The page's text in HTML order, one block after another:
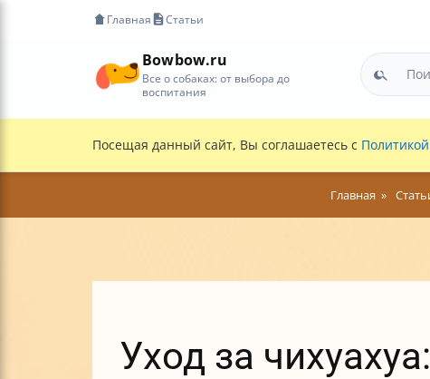
Главная Статьи
Bowbow.ru
Все о собаках: от выбора до
воспитания
Посещая данный сайт, Вы соглашаетесь с
Главная
Уход за